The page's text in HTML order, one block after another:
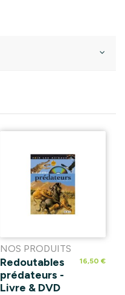
NOS PRODUITS
Redoutables
prédateurs -
Livre & DVD
16,50 €